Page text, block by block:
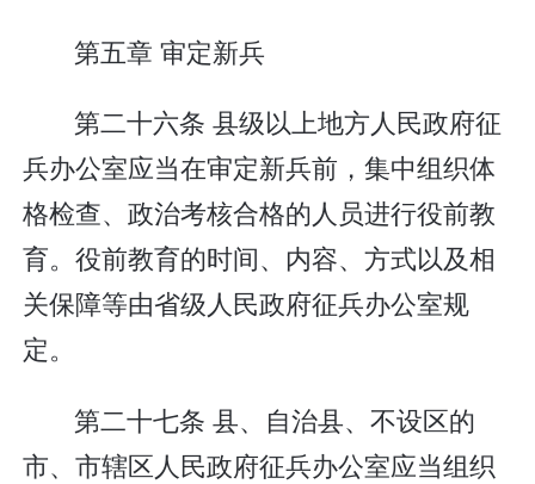
第五章 审定新兵
第二十六条 县级以上地方人民政府征
兵办公室应当在审定新兵前，集中组织体
格检查、政治考核合格的人员进行役前教
育。役前教育的时间、内容、方式以及相
关保障等由省级人民政府征兵办公室规
定。
第二十七条 县、自治县、不设区的
市、市辖区人民政府征兵办公室应当组织